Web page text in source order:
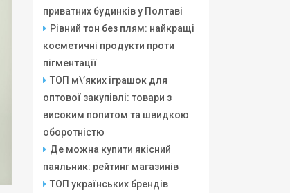
приватних будинків у Полтаві
Рівний тон без плям: найкращі
косметичні продукти проти
пігментації
ТОП м\’яких іграшок для
оптової закупівлі: товари з
високим попитом та швидкою
оборотністю
Де можна купити якісний
паяльник: рейтинг магазинів
ТОП українських брендів